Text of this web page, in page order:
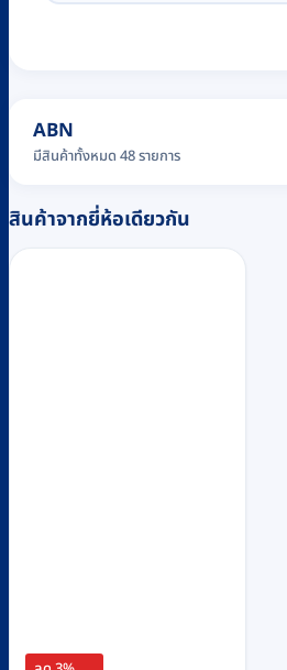
ABN
มีสินค้าทั้งหมด 48 รายการ
สินค้าจากยี่ห้อเดียวกัน